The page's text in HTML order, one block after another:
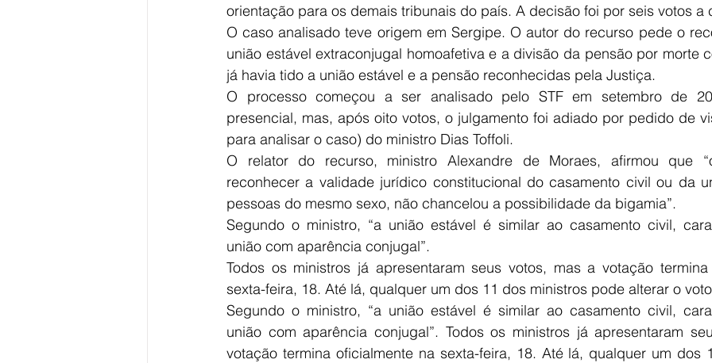
orientação para os demais tribunais do país. A decisão foi por seis votos a
O caso analisado teve origem em Sergipe. O autor do recurso pede o
união estável extraconjugal homoafetiva e a divisão da pensão por morte
já havia tido a união estável e a pensão reconhecidas pela Justiça.
O processo começou a ser analisado pelo STF em setembro de
presencial, mas, após oito votos, o julgamento foi adiado por pedido de
para analisar o caso) do ministro Dias Toffoli.
O relator do recurso, ministro Alexandre de Moraes, afirmou que
reconhecer a validade jurídico constitucional do casamento civil ou da
pessoas do mesmo sexo, não chancelou a possibilidade da bigamia”.
Segundo o ministro, “a união estável é similar ao casamento civil,
união com aparência conjugal”.
Todos os ministros já apresentaram seus votos, mas a votação
sexta-feira, 18. Até lá, qualquer um dos 11 dos ministros pode alterar o
Segundo o ministro, “a união estável é similar ao casamento civil,
união com aparência conjugal”. Todos os ministros já apresentaram
votação termina oficialmente na sexta-feira, 18. Até lá, qualquer um dos